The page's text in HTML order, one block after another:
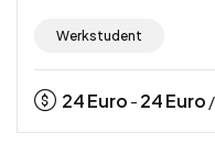
Werkstudent
24Euro - 24Euro